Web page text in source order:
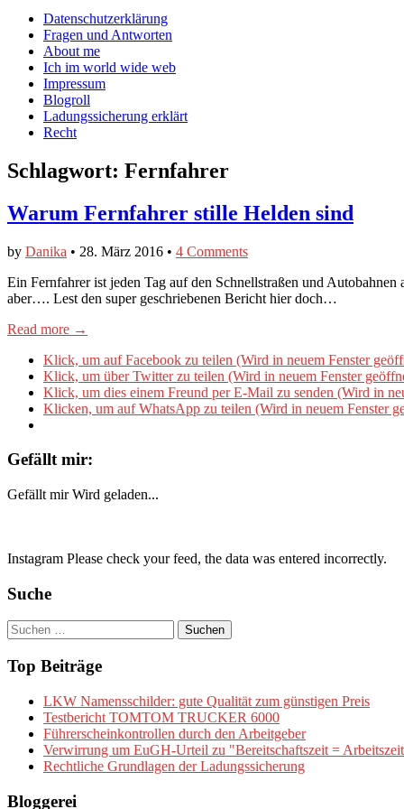
Facebook
anzeigen
Twitter
anzeigen
auf
Instagram
anzeigen
Main
menu
Skip
content
Datenschutzerklärung
Fragen und Antworten
About me
Ich im world wide web
Impressum
Blogroll
Ladungssicherung erklärt
Recht
Schlagwort: Fernfahrer
Warum Fernfahrer stille Helden sind
by Danika • 28. März 2016 • 4 Comments
Ein Fernfahrer ist jeden Tag auf den Schnellstraßen und
aber…. Lest den super geschriebenen Bericht hier doch…
Read more →
Klick, um auf Facebook zu teilen (Wird in neuem Fenster
Klick, um über Twitter zu teilen (Wird in neuem Fenster
Klick, um dies einem Freund per E-Mail zu senden (Wird in
Klicken, um auf WhatsApp zu teilen (Wird in neuem Fenster
Gefällt mir:
Gefällt mir Wird geladen...
Instagram Please check your feed, the data was entered incorrectly.
Suche
Suchen
nach:
Top Beiträge
LKW Namensschilder: gute Qualität zum günstigen Preis
Testbericht TOMTOM TRUCKER 6000
Führerscheinkontrollen durch den Arbeitgeber
Verwirrung um EuGH-Urteil zu "Bereitschaftszeit =
Rechtliche Grundlagen der Ladungssicherung
Bloggerei